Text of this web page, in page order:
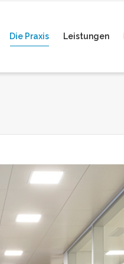
Die Praxis Leistungen